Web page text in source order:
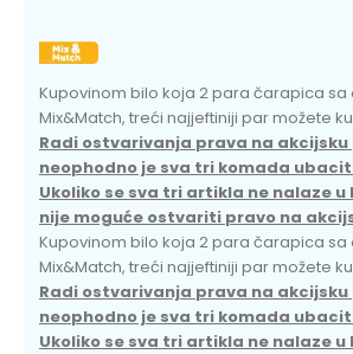
Kupovinom bilo koja 2 para čarapica sa
Mix&Match, treći najjeftiniji par možete
Radi ostvarivanja prava na akcijsku
neophodno je sva tri komada
Ukoliko se sva tri artikla ne nalaze
nije moguće ostvariti pravo na
Kupovinom bilo koja 2 para čarapica sa
Mix&Match, treći najjeftiniji par možete
Radi ostvarivanja prava na akcijsku
neophodno je sva tri komada
Ukoliko se sva tri artikla ne nalaze